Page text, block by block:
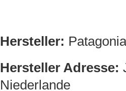
Hersteller:
Hersteller Adresse:
Niederlande